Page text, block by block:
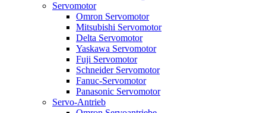
Servomotor
Omron Servomotor
Mitsubishi Servomotor
Delta Servomotor
Yaskawa Servomotor
Fuji Servomotor
Schneider Servomotor
Fanuc-Servomotor
Panasonic Servomotor
Servo-Antrieb